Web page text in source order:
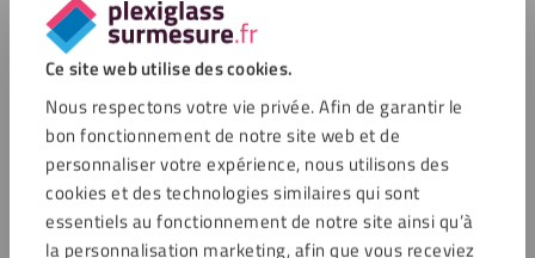
Ce site web utilise des cookies.
Nous respectons votre vie privée. Afin de garantir le
bon fonctionnement de notre site web et de
personnaliser votre expérience, nous utilisons des
cookies et des technologies similaires qui sont
essentiels au fonctionnement de notre site ainsi qu’à
la personnalisation marketing, afin que vous receviez